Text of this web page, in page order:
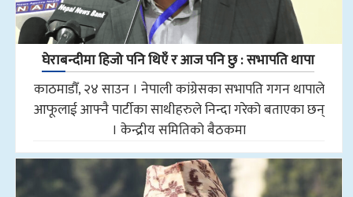
घेराबन्दीमा हिजो पनि थिएँ र आज पनि छु : सभापति थापा
काठमाडौँ, २४ साउन । नेपाली कांग्रेसका सभापति गगन थापाले
आफूलाई आफ्नै पार्टीका साथीहरुले निन्दा गरेको बताएका छन्
। केन्द्रीय समितिको बैठकमा